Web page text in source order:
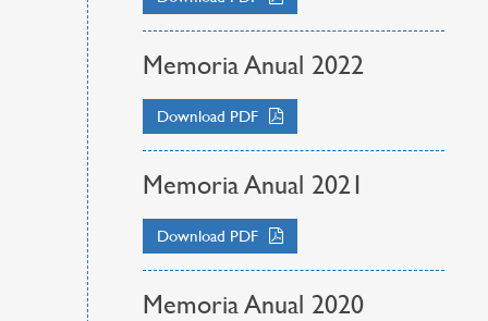
Memoria Anual 2022
Download PDF
Memoria Anual 2021
Download PDF
Memoria Anual 2020